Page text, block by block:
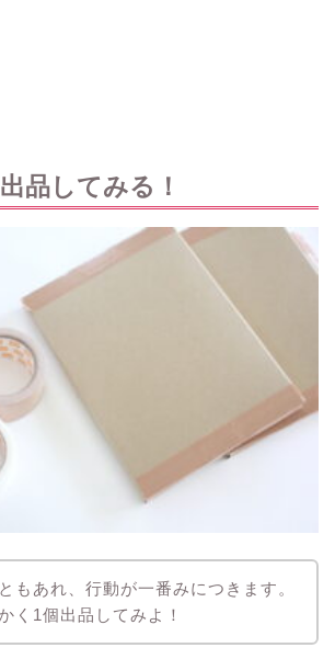
品してみる！
もあれ、行動が一番みにつきます。
く1個出品してみよ！